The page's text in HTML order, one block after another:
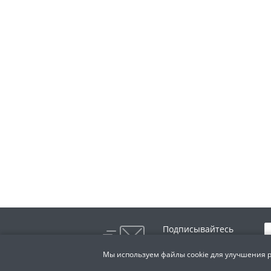
Подписывайтесь
Мы используем файлы cookie для улучшения